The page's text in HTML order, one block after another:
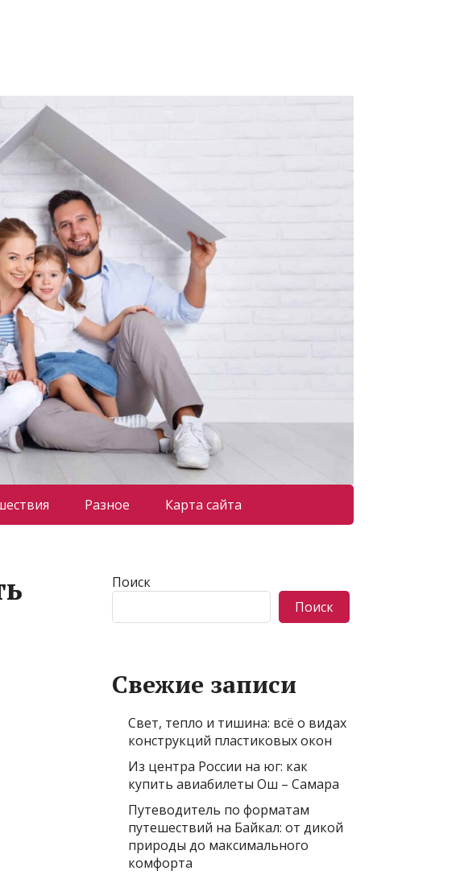
Разное Карта сайта
Поиск
Поиск
Свежие записи
Свет, тепло и тишина: всё о видах
конструкций пластиковых окон
Из центра России на юг: как
купить авиабилеты Ош – Самара
Путеводитель по форматам
путешествий на Байкал: от дикой
природы до максимального
комфорта